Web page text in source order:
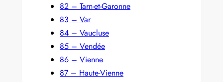
82 – Tarn-et-Garonne
83 – Var
84 – Vaucluse
85 – Vendée
86 – Vienne
87 – Haute-Vienne